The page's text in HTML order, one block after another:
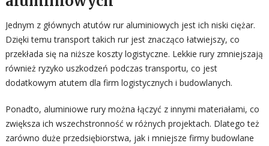
Jednym z głównych atutów rur aluminiowych jest ich niski ciężar.
Dzięki temu transport takich rur jest znacząco łatwiejszy, co
przekłada się na niższe koszty logistyczne. Lekkie rury zmniejszają
również ryzyko uszkodzeń podczas transportu, co jest
dodatkowym atutem dla firm logistycznych i budowlanych.
Ponadto, aluminiowe rury można łączyć z innymi materiałami, co
zwiększa ich wszechstronność w różnych projektach. Dlatego też
zarówno duże przedsiębiorstwa, jak i mniejsze firmy budowlane